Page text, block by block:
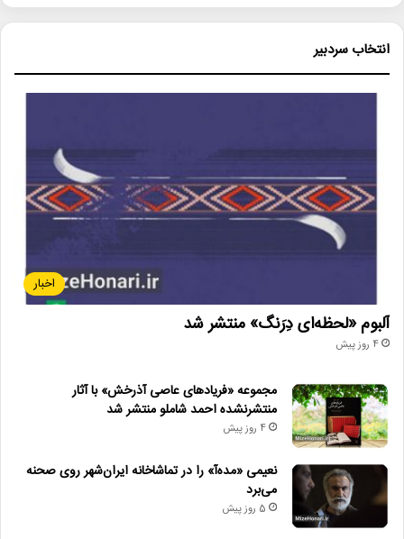
انتخاب سردبیر
اخبار
آلبوم «لحظه‌ای دِرَنگ» منتشر شد
4 روز پیش
مجموعه «فریادهای عاصی آذرخش» با آثار
منتشرنشده احمد شاملو منتشر شد
4 روز پیش
نعیمی «مده‌آ» را در تماشاخانه ایران‌شهر روی صحنه
می‌برد
5 روز پیش